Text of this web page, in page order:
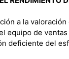
a la valoración
equipo de ventas
deficiente del